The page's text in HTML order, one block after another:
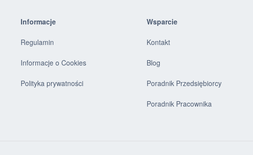
Informacje
Regulamin
Informacje o Cookies
Polityka prywatności
Wsparcie
Kontakt
Blog
Poradnik Przedsiębiorcy
Poradnik Pracownika